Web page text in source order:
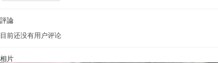
評論
目前还没有用户评论
相片